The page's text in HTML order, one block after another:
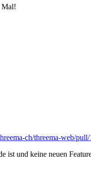
Mal!
ch/threema-web/
ist und keine neuen